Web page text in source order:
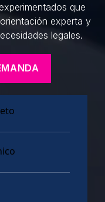
que
experta y
legales.